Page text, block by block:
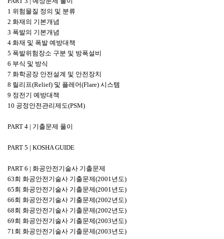
1 위험물질 정의 및 분류
2 화재의 기본개념
3 폭발의 기본개념
4 화재 및 폭발 예방대책
5 폭발위험장소 구분 및 방폭설비
6 부식 및 방식
7 화학공장 안전설계 및 안전장치
8 릴리프(Relief) 및 플레어(Flare) 시스템
9 정전기 예방대책
10 공정안전관리제도(PSM)
PART 4 | 기출문제 풀이
PART 5 | KOSHA GUIDE
PART 6 | 화공안전기술사 기출문제
63회 화공안전기술사 기출문제(2001년도)
65회 화공안전기술사 기출문제(2001년도)
66회 화공안전기술사 기출문제(2002년도)
68회 화공안전기술사 기출문제(2002년도)
69회 화공안전기술사 기출문제(2003년도)
71회 화공안전기술사 기출문제(2003년도)